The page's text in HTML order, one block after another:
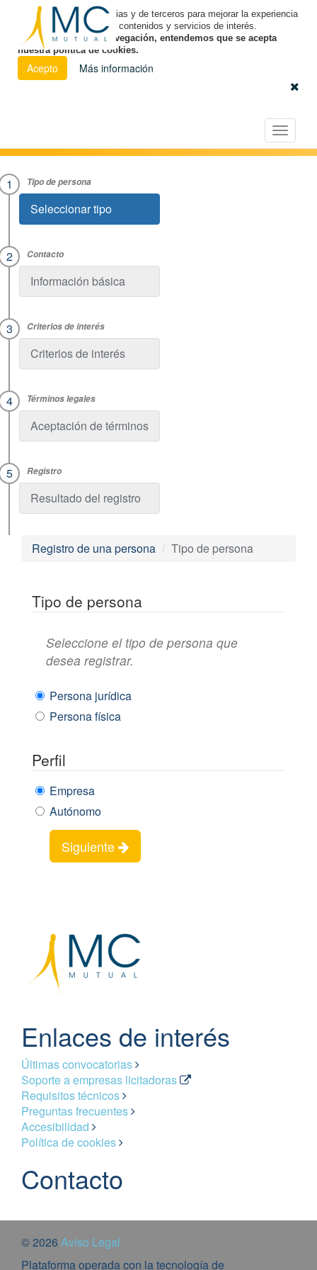
Utilizamos cookies propias y de terceros para mejorar la experiencia
de navegación y ofrecer contenidos y servicios de interés.
Al continuar con la navegación, entendemos que se acepta
nuestra política de cookies.
Acepto Más información
Toggle
Licitación Electrónica
Seleccionar tipo
Información básica
Criterios de interés
Aceptación de términos
Resultado del registro
Registro de una persona Tipo de persona
Tipo de persona
Seleccione el tipo de persona que
desea registrar.
Persona jurídica
Persona física
Perfil
Empresa
Autónomo
Siguiente
Enlaces de interés
Últimas convocatorias
Soporte a empresas licitadoras
Requisitos técnicos
Preguntas frecuentes
Accesibilidad
Política de cookies
Contacto
© 2026 Aviso Legal
Plataforma operada con la tecnología de